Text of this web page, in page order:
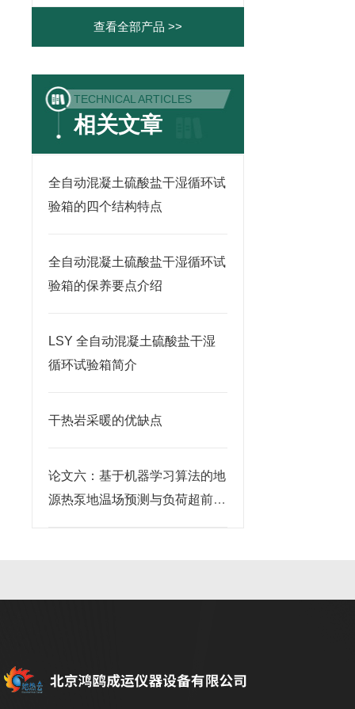
查看全部产品 >>
TECHNICAL ARTICLES
相关文章
全自动混凝土硫酸盐干湿循环试
验箱的四个结构特点
全自动混凝土硫酸盐干湿循环试
验箱的保养要点介绍
LSY 全自动混凝土硫酸盐干湿
循环试验箱简介
干热岩采暖的优缺点
论文六：基于机器学习算法的地
源热泵地温场预测与负荷超前调